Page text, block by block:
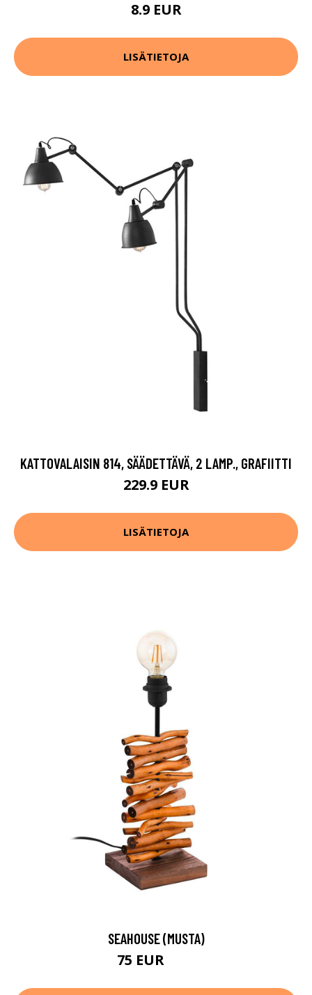
8.9 EUR
LISÄTIETOJA
KATTOVALAISIN 814, SÄÄDETTÄVÄ, 2 LAMP., GRAFIITTI
229.9 EUR
LISÄTIETOJA
SEAHOUSE (MUSTA)
75 EUR